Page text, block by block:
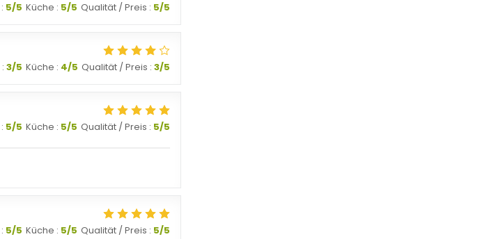
: 5/5 Küche : 5/5 Qualität / Preis : 5/5
: 3/5 Küche : 4/5 Qualität / Preis : 3/5
: 5/5 Küche : 5/5 Qualität / Preis : 5/5
: 5/5 Küche : 5/5 Qualität / Preis : 5/5